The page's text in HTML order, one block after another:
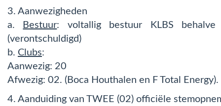
3. Aanwezigheden
a.
Bestuur: voltallig bestuur KLBS
(verontschuldigd)
b. Clubs:
Aanwezig: 20
Afwezig: 02. (Boca Houthalen en F Total Energy).
4. Aanduiding van TWEE (02) officiële